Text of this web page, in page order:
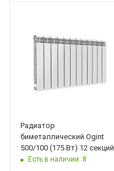
10.10.2026
Радиатор
биметаллический Ogint
500/100 (175 Вт) 12 секций
РБС 500
Есть в наличии: 8